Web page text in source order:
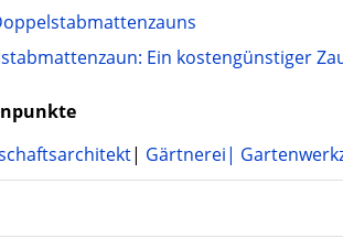
Ein kostengünstiger
| Gärtnerei|